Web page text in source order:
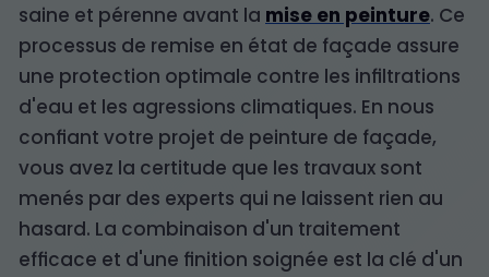
saine et pérenne avant la mise en peinture. Ce
processus de remise en état de façade assure
une protection optimale contre les infiltrations
d'eau et les agressions climatiques. En nous
confiant votre projet de peinture de façade,
vous avez la certitude que les travaux sont
menés par des experts qui ne laissent rien au
hasard. La combinaison d'un traitement
efficace et d'une finition soignée est la clé d'un